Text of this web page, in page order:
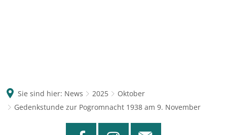
Sie sind hier: News 2025
Oktober
Gedenkstunde zur Pogromnacht 1938 am 9. November